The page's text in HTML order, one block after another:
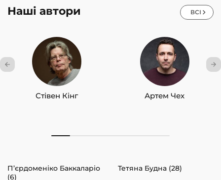
Наші автори ВСІ
Стівен Кінг Артем Чех
П’єрдоменіко Баккаларіо
(6)
Тетяна Будна (28)